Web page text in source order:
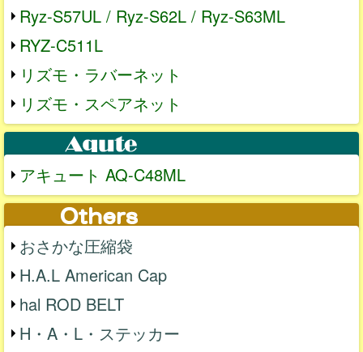
Ryz-S57UL / Ryz-S62L / Ryz-S63ML
RYZ-C511L
リズモ・ラバーネット
リズモ・スペアネット
アキュート AQ-C48ML
おさかな圧縮袋
H.A.L American Cap
hal ROD BELT
H・A・L・ステッカー